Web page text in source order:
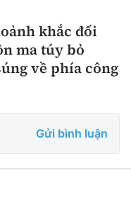
khắc đối
ma túy bỏ
về phía công
Gửi bình luận